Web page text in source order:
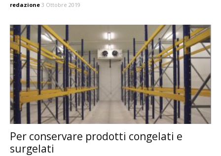
redazione 3 Ottobre 2019
Per conservare prodotti congelati e
surgelati